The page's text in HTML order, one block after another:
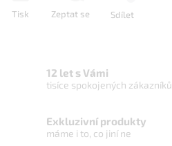
Tisk Zeptat se Sdílet
12 let s Vámi
tisíce spokojených zákazníků
Exkluzivní produkty
máme i to, co jiní ne